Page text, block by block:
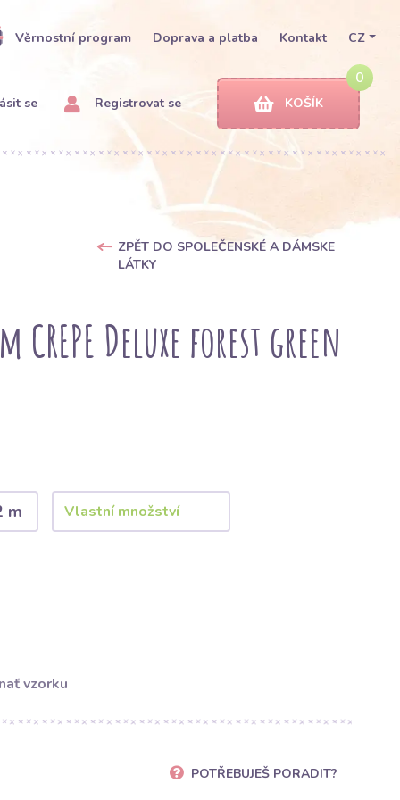
Věrnostní program Doprava a platba Kontakt CZ
se Registrovat se
0
KOŠÍK
ZPĚT DO SPOLEČENSKÉ A DÁMSKE
LÁTKY
Deluxe forest green
m
vzorku
POTŘEBUJEŠ PORADIT?